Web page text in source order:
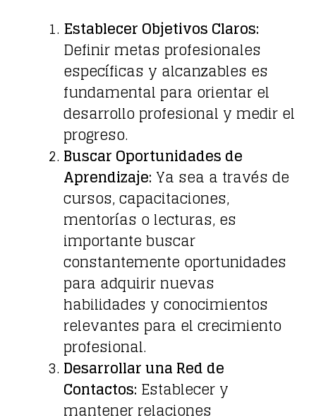
Establecer Objetivos Claros:
Definir metas profesionales
específicas y alcanzables es
fundamental para orientar el
desarrollo profesional y medir el
progreso.
Buscar Oportunidades de
Aprendizaje: Ya sea a través de
cursos, capacitaciones,
mentorías o lecturas, es
importante buscar
constantemente oportunidades
para adquirir nuevas
habilidades y conocimientos
relevantes para el crecimiento
profesional.
Desarrollar una Red de
Contactos: Establecer y
mantener relaciones